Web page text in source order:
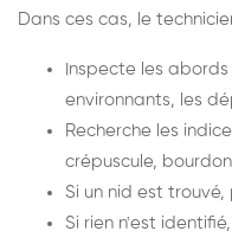
Dans ces cas, le
Inspecte les
environnants, les
Recherche les
crépuscule,
Si un nid est
Si rien n'est identifié,